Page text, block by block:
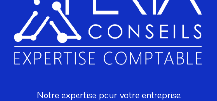
Notre expertise pour votre entreprise